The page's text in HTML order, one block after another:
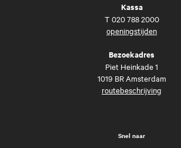
Kassa
T 020 788 2000
openingstijden
Bezoekadres
Piet Heinkade 1
1019 BR Amsterdam
routebeschrijving
Snel naar